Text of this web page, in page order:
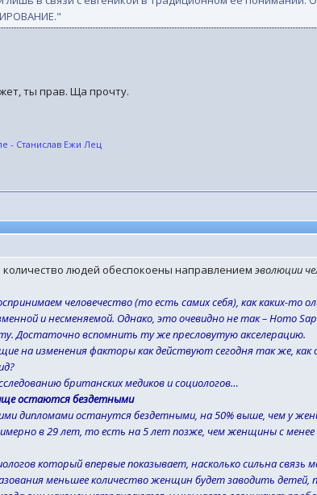
ты прав. Ща прочту.
- Станислав Ежи Лец
людей обеспокоены направлениемэволюции
человечество (то есть самих себя), как каких-то
и несменяемой. Однако, это очевидно не так – Homo
Достаточно вспомнить ту же пресловутую акселерацию.
на изменения факторы как действуют сегодня так же, как
британских медиков и социологов…
остаются бездетными
дипломами останутся бездетными, на 50% выше, чем у
в 29 лет, то есть на 5 лет позже, чем женщины с менее
который впервые показывает, насколько сильна
меньшее количество женщин будет заводить